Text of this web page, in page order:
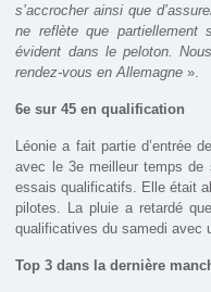
s’accrocher ainsi que
ne reflète que partiellement
évident dans le peloton.
rendez-vous en Allemagne».
6e sur 45 en qualification
Léonie a fait partie d’entrée
avec le 3e meilleur temps
essais qualificatifs. Elle était
pilotes. La pluie a retardé
qualificatives du samedi avec
Top 3 dans la dernière